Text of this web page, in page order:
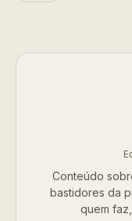
Conteúdo
bastidores da
quem